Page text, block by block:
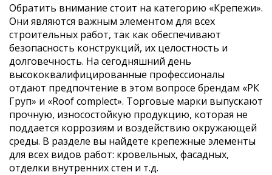
Обратить внимание стоит на категорию «Крепежи».
Они являются важным элементом для всех
строительных работ, так как обеспечивают
безопасность конструкций, их целостность и
долговечность. На сегодняшний день
высококвалифицированные профессионалы
отдают предпочтение в этом вопросе брендам «РК
Груп» и «Roof complect». Торговые марки выпускают
прочную, износостойкую продукцию, которая не
поддается коррозиям и воздействию окружающей
среды. В разделе вы найдете крепежные элементы
для всех видов работ: кровельных, фасадных,
отделки внутренних стен и т.д.